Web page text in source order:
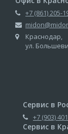
+7 (861) 205-
Краснодар,
ул.
Сервис в
+7 (903)
Сервис в